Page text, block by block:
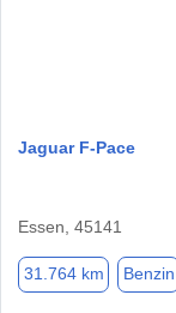
Jaguar F-Pace
Essen, 45141
31.764 km Benzin